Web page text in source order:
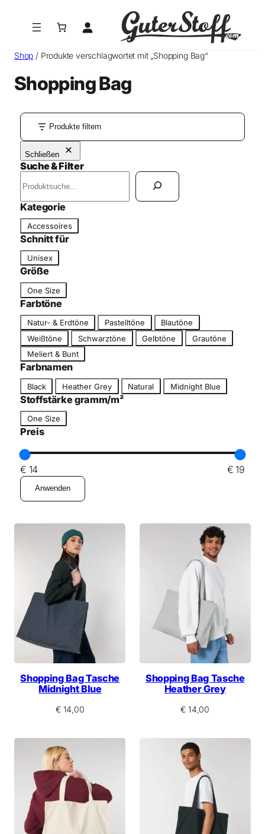
Shop / Produkte verschlagwortet mit „Shopping Bag“
Shopping Bag
Produkte filtern
Schließen
Suche & Filter
u
c
h
e
n
Kategorie
a
t
e
g
r
i
e
Accessoires
Schnitt für
c
h
n
i
t
Unisex
Größe
r
ö
ß
One Size
Farbtöne
a
r
b
t
n
Natur- & Erdtöne Pastelltöne
Blautöne
Weißtöne
Schwarztöne Gelbtöne
Grautöne
Meliert & Bunt
Farbnamen
a
r
b
n
a
m
e
Black Heather Grey Natural Midnight Blue
Stoffstärke gramm/m²
r
ß
e
One Size
Preis
€ 14 € 19
Anwenden
Shopping Bag Tasche
Midnight Blue
€14,00
Shopping Bag Tasche
Heather Grey
€ 14,00